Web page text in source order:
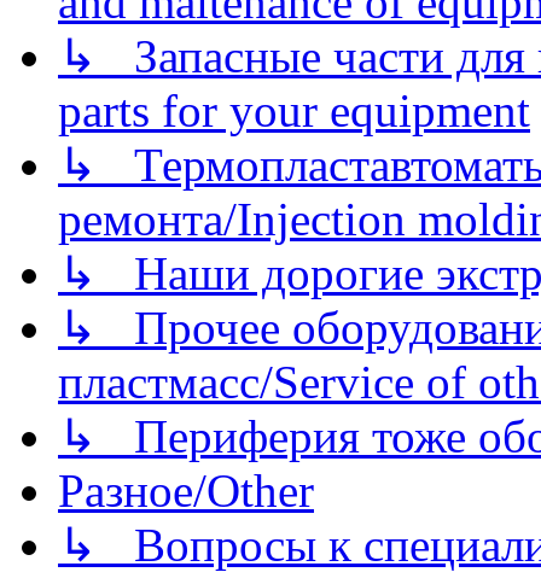
↳ Запасные части для
parts for your equipment
↳
ремонта/Injection
↳ Наши дорогие
↳ Прочее
пластмасс/Service of
↳ Периферия тоже
Разное/Other
↳ Вопросы к